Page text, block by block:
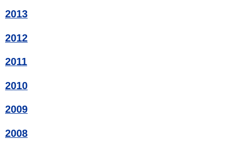
2013
2012
2011
2010
2009
2008